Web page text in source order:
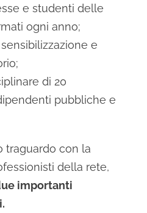
e studenti delle
ogni anno;
e
di 20
pubbliche e
traguardo con la
della rete,
importanti